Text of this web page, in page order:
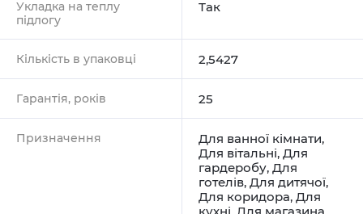
Укладка на теплу
підлогу
Так
Кількість в упаковці 2,5427
Гарантія, років 25
Призначення Для ванної кімнати,
Для вітальні, Для
гардеробу, Для
готелів, Для дитячої,
Для коридора, Для
кухні, Для магазина,